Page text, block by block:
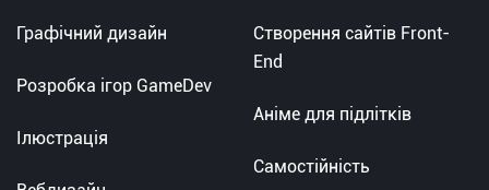
Графічний дизайн
Розробка ігор GameDev
Ілюстрація
Створення сайтів Front-
End
Аніме для підлітків
Самостійність